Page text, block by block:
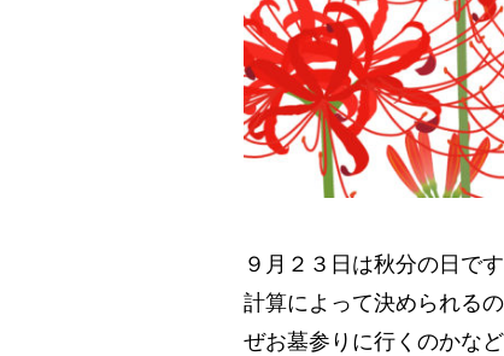
９月２３日は秋分の日で
計算によって決められる
ぜお墓参りに行くのかな